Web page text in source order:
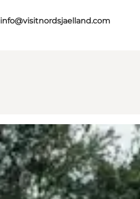
info@visitnordsjaelland.com